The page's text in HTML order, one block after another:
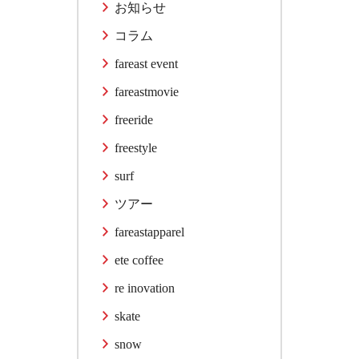
お知らせ
コラム
fareast event
fareastmovie
freeride
freestyle
surf
ツアー
fareastapparel
ete coffee
re inovation
skate
snow